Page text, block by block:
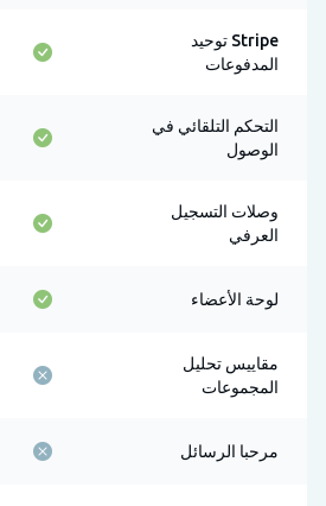
Stripe توحيد
المدفوعات
التحكم التلقائي في
الوصول
وصلات التسجيل
العرفي
لوحة الأعضاء
مقاييس تحليل
المجموعات
مرحبا الرسائل